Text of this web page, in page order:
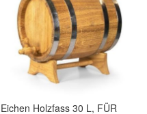
Eichen Holzfass 30 L, FÜR